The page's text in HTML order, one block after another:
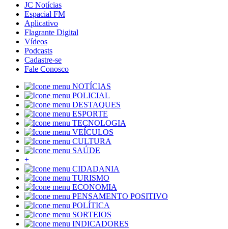
JC Notícias
Espacial FM
Aplicativo
Flagrante Digital
Vídeos
Podcasts
Cadastre-se
Fale Conosco
NOTÍCIAS
POLICIAL
DESTAQUES
ESPORTE
TECNOLOGIA
VEÍCULOS
CULTURA
SAÚDE
+
CIDADANIA
TURISMO
ECONOMIA
PENSAMENTO POSITIVO
POLÍTICA
SORTEIOS
INDICADORES